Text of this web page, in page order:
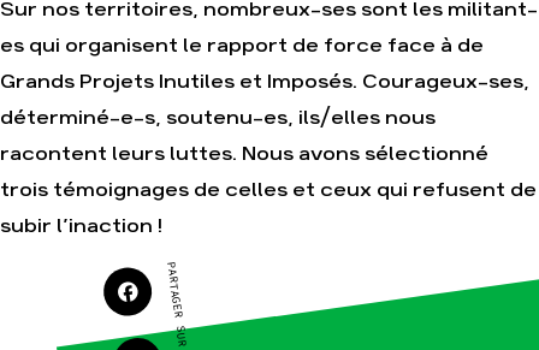
S'engager sur le
terrain
Agir au quotidien
Soutenir les
campagnes
Transmettre tout ou
patrimoine
Télécharger
gratuitement les
guides éco-citoyens
Nos
thématiques
Climat – Énergie
Surproduction
Agriculture
Finance
Sur nos territoires, nombreux-ses sont les militant-
es qui organisent le rapport de force face à de
Grands Projets Inutiles et Imposés. Courageux-ses,
déterminé-e-s, soutenu-es, ils/elles nous
racontent leurs luttes. Nous avons sélectionné
trois témoignages de celles et ceux qui refusent de
subir l’inaction !
PARTAGER SUR